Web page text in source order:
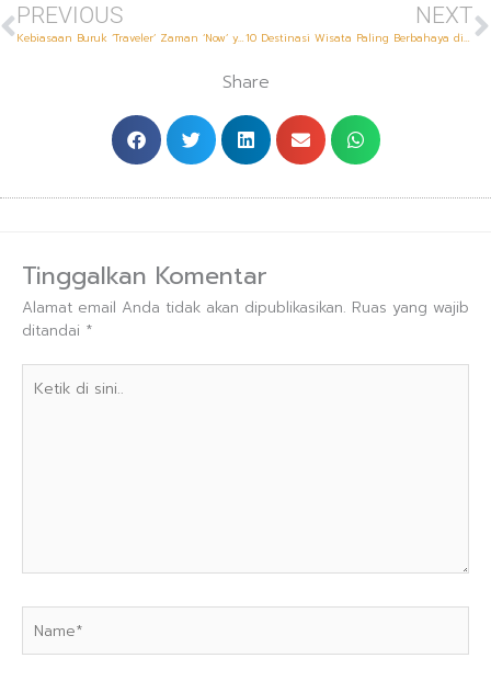
PREVIOUS
Kebiasaan Buruk ‘Traveler’ Zaman ‘Now’ yang Harus Dihindari
NEXT
10 Destinasi Wisata Paling Berbahaya di Dunia, Kamu Berani Coba?
Share
Tinggalkan Komentar
Alamat email Anda tidak akan dipublikasikan. Ruas yang wajib
ditandai *